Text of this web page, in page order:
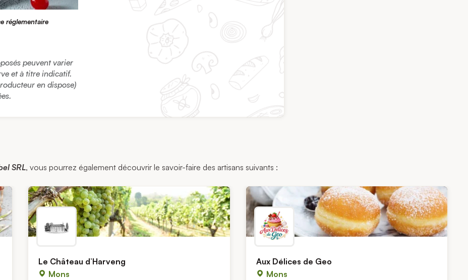
réglementaire
peuvent varier
et à titre indicatif.
en dispose)
SRL, vous pourrez également découvrir le savoir-faire des artisans suivants :
Le Château d’Harveng
Mons
Aux Délices de Geo
Mons